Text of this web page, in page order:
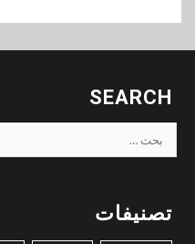
SEARCH
البحث
عن:
تصنيفات